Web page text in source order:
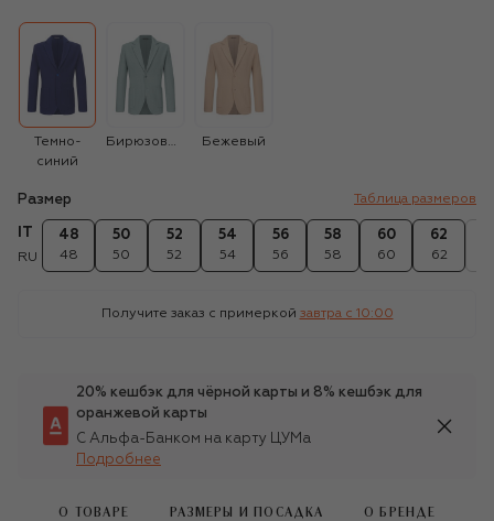
Темно-
синий
Бирюзовый Бежевый
Размер Таблица размеров
RU
48
48
50
50
52
52
54
54
56
56
58
58
60
60
62
62
Получите заказ с примеркой завтра c 10:00
20% кешбэк для чёрной карты и 8% кешбэк для
оранжевой карты
С Альфа-Банком на карту ЦУМа
Подробнее
О ТОВАРЕ РАЗМЕРЫ И ПОСАДКА О БРЕНДЕ